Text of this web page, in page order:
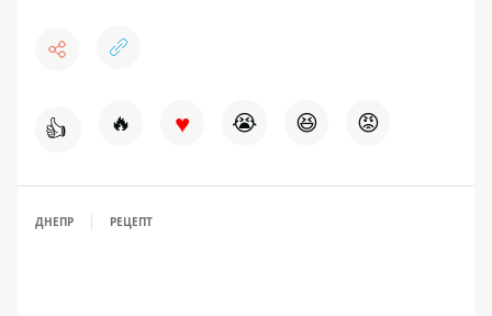
👍 🔥 ♥ 😭 😆 😡
ДНЕПР РЕЦЕПТ